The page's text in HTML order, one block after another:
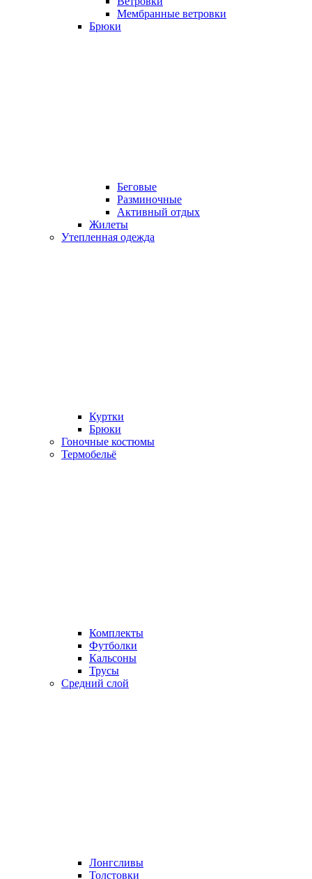
Мембранные ветровки
Брюки
Беговые
Разминочные
Активный отдых
Жилеты
Утепленная одежда
Куртки
Брюки
Гоночные костюмы
Термобельё
Комплекты
Футболки
Кальсоны
Трусы
Средний слой
Лонгсливы
Толстовки